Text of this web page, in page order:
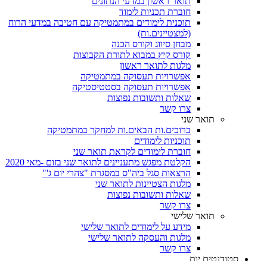
חוברת תכניות לימוד
תוכנית לימודים במתמטיקה עם חטיבה במדעי הרוח
(למצטיינים.ות)
מבחן סיווג וקורס הכנה
קורס קיץ במבוא לתורת הקבוצות
מלגות לתואר ראשון
אפשרויות תעסוקה במתמטיקה
אפשרויות תעסוקה בסטטיסטיקה
שאלות ותשובות נפוצות
צרו קשר
תואר שני
ברוכים.ות הבאים.ות למחקר במתמטיקה
תוכניות לימודים
חוברת לימודים לקראת תואר שני
הקלטת מפגש מתעניינים לתואר שני בזום -מאי 2020
הרצאות סגל ביה"ס במסגרת "צהרי יום ג'"
מלגות הצטיינות לתואר שני
שאלות ותשובות נפוצות
צרו קשר
תואר שלישי
מידע על לימודים לתואר שלישי
מלגות והעסקה לתואר שלישי
צרו קשר
סטודנטים.יות